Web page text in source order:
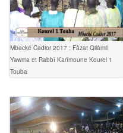
Mbacké Cadior 2017 : Fâzat Qilâmil
Yawma et Rabbî Karîmoune Kourel 1
Touba